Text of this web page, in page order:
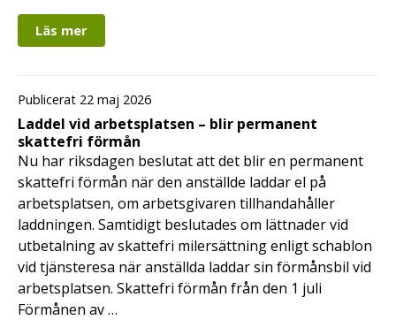
Läs mer
Publicerat 22 maj 2026
Laddel vid arbetsplatsen – blir permanent
skattefri förmån
Nu har riksdagen beslutat att det blir en permanent
skattefri förmån när den anställde laddar el på
arbetsplatsen, om arbetsgivaren tillhandahåller
laddningen. Samtidigt beslutades om lättnader vid
utbetalning av skattefri milersättning enligt schablon
vid tjänsteresa när anställda laddar sin förmånsbil vid
arbetsplatsen. Skattefri förmån från den 1 juli
Förmånen av …